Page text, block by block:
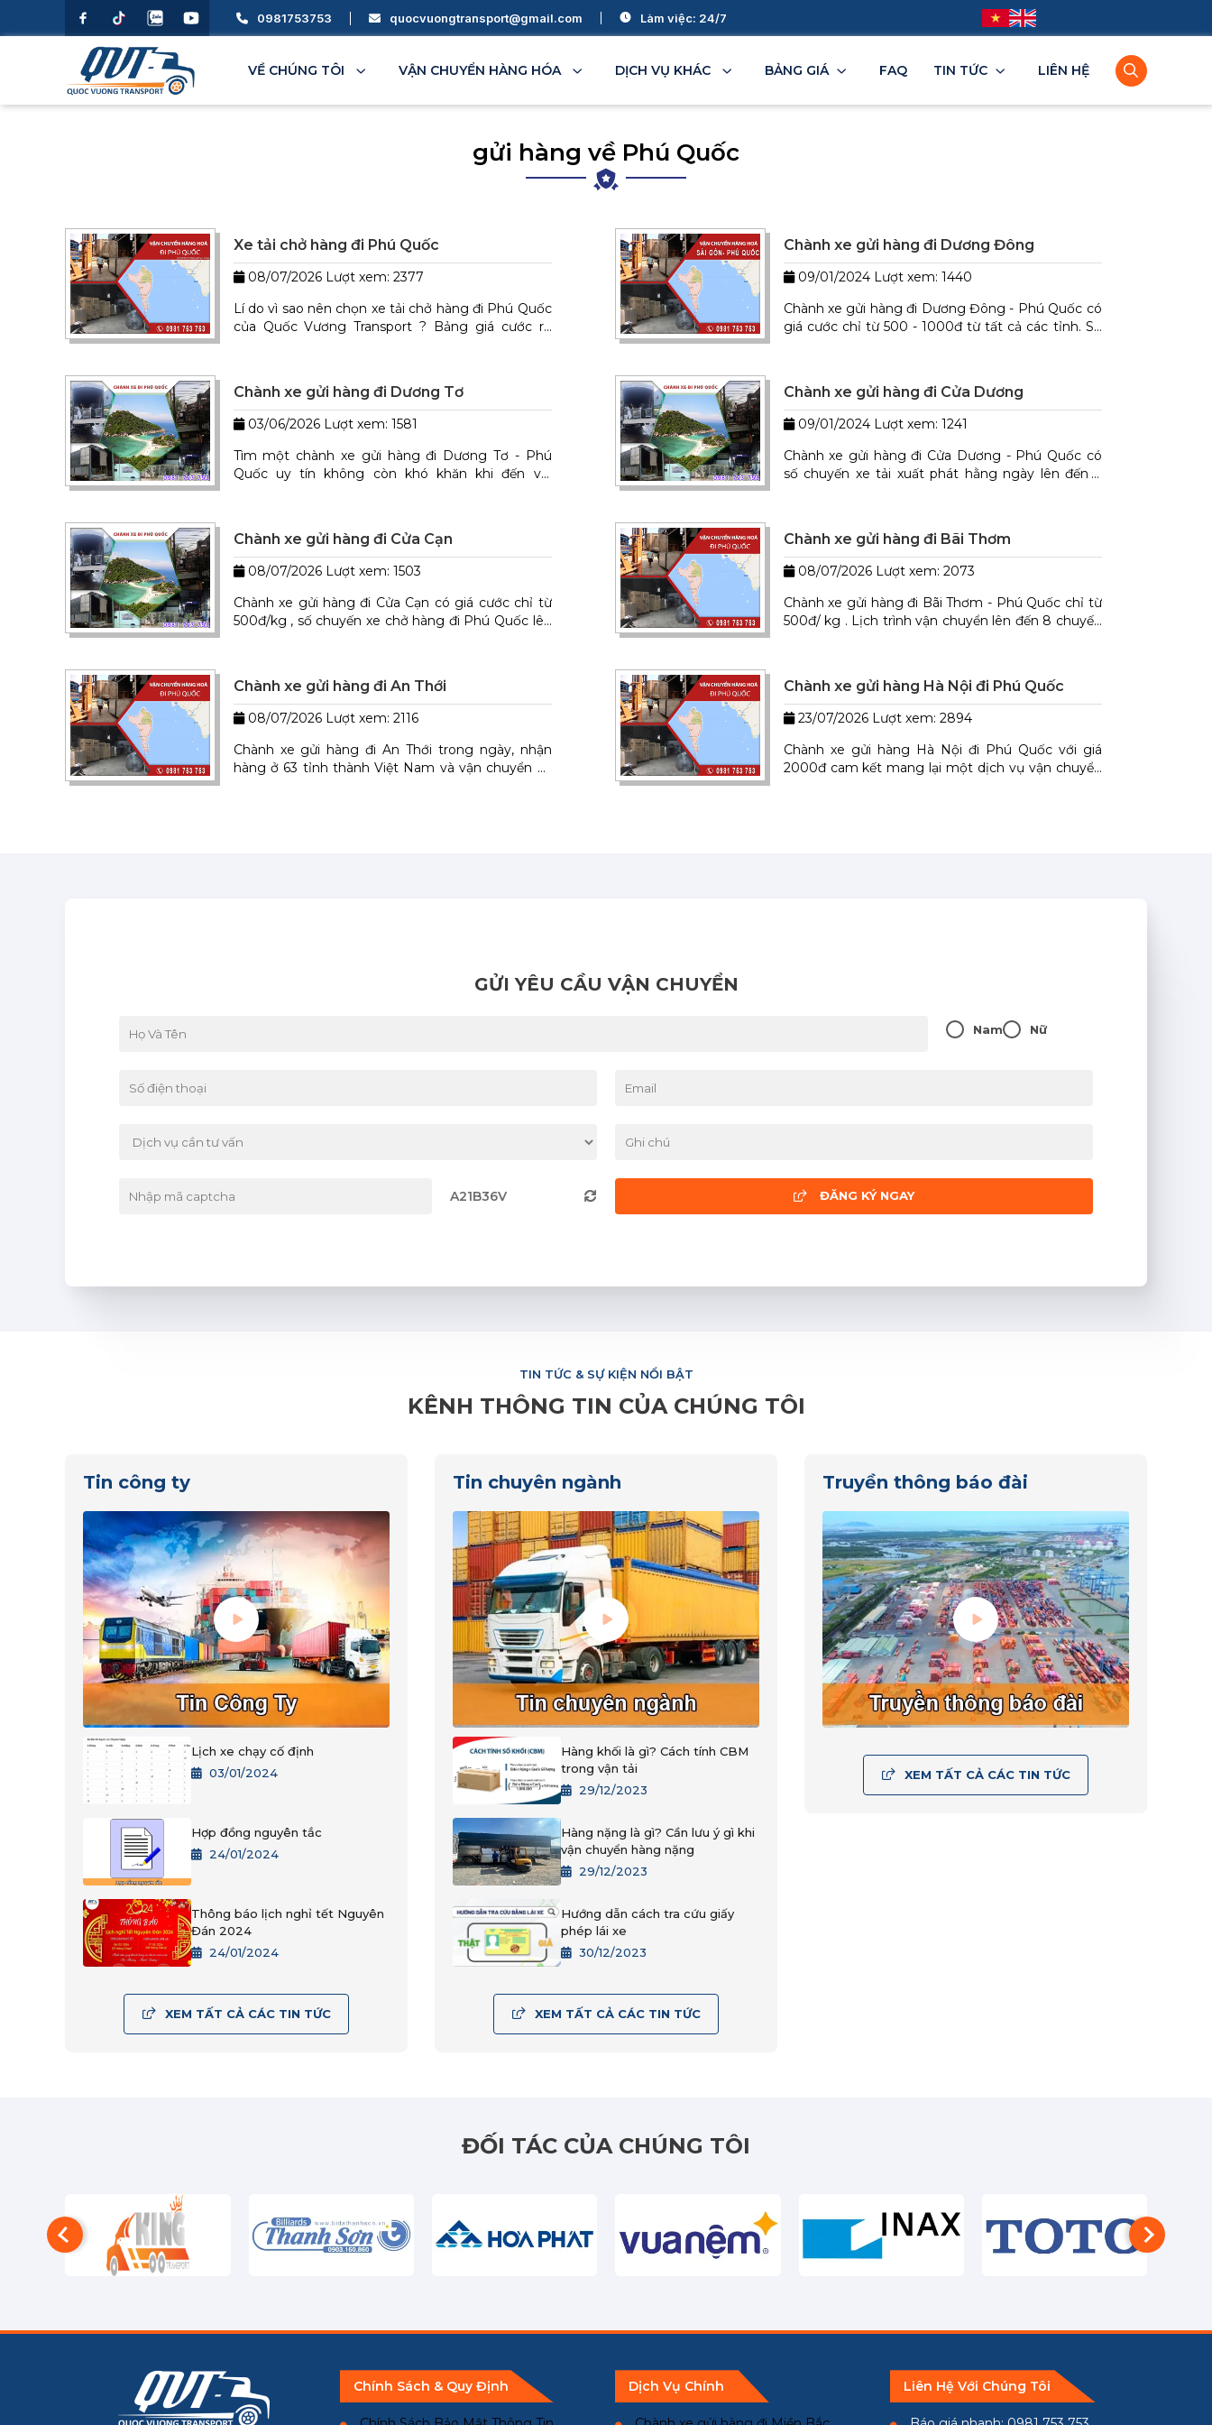
0981753753 quocvuongtransport@gmail.com Làm việc: 24/7
VỀ CHÚNG TÔI VẬN CHUYỂN HÀNG HÓA
An Giang Bạc Liêu
Cà Mau
Cần Thơ
Bình Phước
Đắk Nông
Gia Lai
Kon Tum Lâm Đồng
DỊCH VỤ KHÁC BẢNG GIÁ FAQ TIN TỨC LIÊN HỆ
gửi hàng về Phú Quốc
Xe tải chở hàng đi Phú Quốc
08/07/2026 Lượt xem: 2377
Lí do vì sao nên chọn xe tải chở hàng đi Phú Quốc
của Quốc Vương Transport ? Bảng giá cước rõ
Chành xe gửi hàng đi Dương Đông
09/01/2024 Lượt xem: 1440
Chành xe gửi hàng đi Dương Đông - Phú Quốc có
giá cước chỉ từ 500 - 1000đ từ tất cả các tỉnh. Số
Chành xe gửi hàng đi Dương Tơ
03/06/2026 Lượt xem: 1581
Tìm một chành xe gửi hàng đi Dương Tơ - Phú
Quốc uy tín không còn khó khăn khi đến với
Chành xe gửi hàng đi Cửa Dương
09/01/2024 Lượt xem: 1241
Chành xe gửi hàng đi Cửa Dương - Phú Quốc có
số chuyến xe tải xuất phát hằng ngày lên đến 6
Chành xe gửi hàng đi Cửa Cạn
08/07/2026 Lượt xem: 1503
Chành xe gửi hàng đi Cửa Cạn có giá cước chỉ từ
500đ/kg , số chuyến xe chở hàng đi Phú Quốc lên
Chành xe gửi hàng đi Bãi Thơm
08/07/2026 Lượt xem: 2073
Chành xe gửi hàng đi Bãi Thơm - Phú Quốc chỉ từ
500đ/ kg . Lịch trình vận chuyển lên đến 8 chuyến
Chành xe gửi hàng đi An Thới
08/07/2026 Lượt xem: 2116
Chành xe gửi hàng đi An Thới trong ngày, nhận
hàng ở 63 tỉnh thành Việt Nam và vận chuyển về
Chành xe gửi hàng Hà Nội đi Phú Quốc
23/07/2026 Lượt xem: 2894
Chành xe gửi hàng Hà Nội đi Phú Quốc với giá
2000đ cam kết mang lại một dịch vụ vận chuyển
GỬI YÊU CẦU VẬN CHUYỂN
Nam Nữ
A21B36V ĐĂNG KÝ NGAY
TIN TỨC & SỰ KIỆN NỔI BẬT
KÊNH THÔNG TIN CỦA CHÚNG TÔI
Tin công ty
Lịch xe chạy cố định
03/01/2024
Hợp đồng nguyên tắc
24/01/2024
Thông báo lịch nghỉ tết Nguyên
Đán 2024
24/01/2024
XEM TẤT CẢ CÁC TIN TỨC
Tin chuyên ngành
Hàng khối là gì? Cách tính CBM
trong vận tải
29/12/2023
Hàng nặng là gì? Cần lưu ý gì khi
vận chuyển hàng nặng
29/12/2023
Hướng dẫn cách tra cứu giấy
phép lái xe
30/12/2023
XEM TẤT CẢ CÁC TIN TỨC
Truyền thông báo đài
XEM TẤT CẢ CÁC TIN TỨC
ĐỐI TÁC CỦA CHÚNG TÔI
Chính Sách & Quy Định Dịch Vụ Chính Liên Hệ Với Chúng Tôi